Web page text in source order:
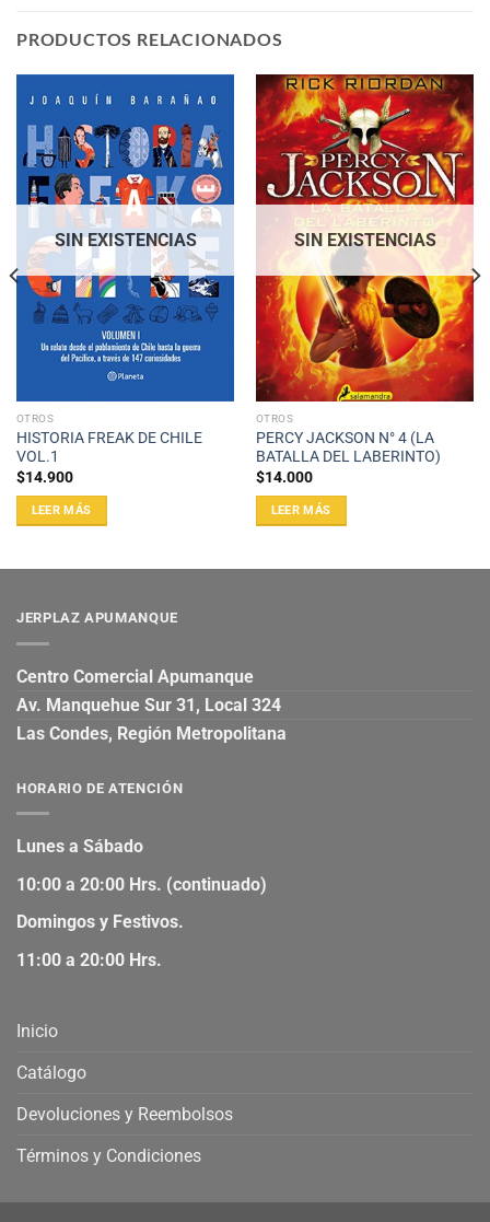
PRODUCTOS RELACIONADOS
SIN EXISTENCIAS
OTROS
HISTORIA FREAK DE CHILE
VOL.1
$14.900
LEER MÁS
SIN EXISTENCIAS
OTROS
PERCY JACKSON N° 4 (LA
BATALLA DEL LABERINTO)
$14.000
LEER MÁS
JERPLAZ APUMANQUE
Centro Comercial Apumanque
Av. Manquehue Sur 31, Local 324
Las Condes, Región Metropolitana
HORARIO DE ATENCIÓN
Lunes a Sábado
10:00 a 20:00 Hrs. (continuado)
Domingos y Festivos.
11:00 a 20:00 Hrs.
Inicio
Catálogo
Devoluciones y Reembolsos
Términos y Condiciones